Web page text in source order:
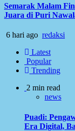
Semarak Malam
Juara di Puri
6 hari ago redaksi
Latest
Popular
Trending
2 min read
news
Puadi:
Era Digital,